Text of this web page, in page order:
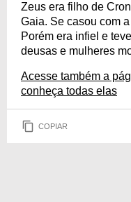
Zeus era filho de
Gaia. Se casou com
Porém era infiel e
deusas e mulheres
Acesse também a
conheça todas elas
COPIAR